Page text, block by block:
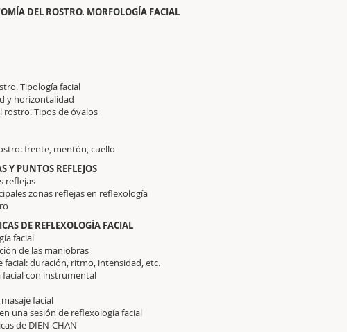
DEL ROSTRO. MORFOLOGÍA FACIAL
Tipología facial
y horizontalidad
rostro. Tipos de óvalos
frente, mentón, cuello
Y PUNTOS REFLEJOS
reflejas
zonas reflejas en reflexología
DE REFLEXOLOGÍA FACIAL
facial
de las maniobras
facial: duración, ritmo, intensidad, etc.
facial con instrumental
facial
una sesión de reflexología facial
de DIEN-CHAN